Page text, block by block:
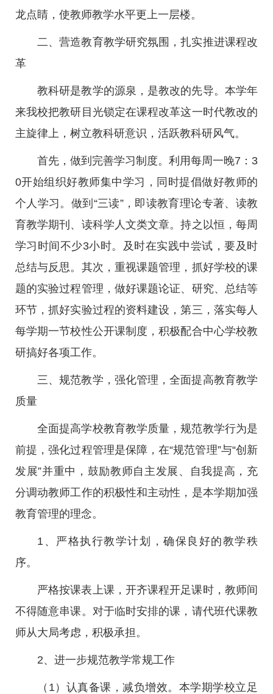
龙点睛，使教师教学水平更上一层楼。
二、营造教育教学研究氛围，扎实推进课程改
革
教科研是教学的源泉，是教改的先导。本学年
来我校把教研目光锁定在课程改革这一时代教改的
主旋律上，树立教科研意识，活跃教科研风气。
首先，做到完善学习制度。利用每周一晚7：3
0开始组织好教师集中学习，同时提倡做好教师的
个人学习。做到“三读”，即读教育理论专著、读教
育教学期刊、读科学人文类文章。持之以恒，每周
学习时间不少3小时。及时在实践中尝试，要及时
总结与反思。其次，重视课题管理，抓好学校的课
题的实验过程管理，做好课题论证、研究、总结等
环节，抓好实验过程的资料建设，第三，落实每人
每学期一节校性公开课制度，积极配合中心学校教
研搞好各项工作。
三、规范教学，强化管理，全面提高教育教学
质量
全面提高学校教育教学质量，规范教学行为是
前提，强化过程管理是保障，在“规范管理”与“创新
发展”并重中，鼓励教师自主发展、自我提高，充
分调动教师工作的积极性和主动性，是本学期加强
教育管理的理念。
1、严格执行教学计划，确保良好的教学秩
序。
严格按课表上课，开齐课程开足课时，教师间
不得随意串课。对于临时安排的课，请代班代课教
师从大局考虑，积极承担。
2、进一步规范教学常规工作
（1）认真备课，减负增效。本学期学校立足